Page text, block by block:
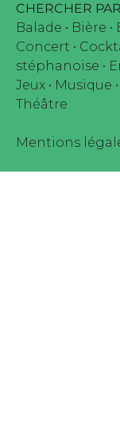
CHERCHER
Balade • Bière •
Concert •
stéphanoise •
Jeux • Musique •
Théâtre
Mentions